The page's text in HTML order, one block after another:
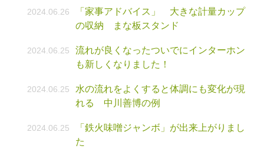
2024.06.26
「家事アドバイス」 大きな計量カップ
の収納 まな板スタンド
2024.06.25
流れが良くなったついでにインターホン
も新しくなりました！
2024.06.25
水の流れをよくすると体調にも変化が現
れる 中川善博の例
2024.06.25
「鉄火味噌ジャンボ」が出来上がりまし
た